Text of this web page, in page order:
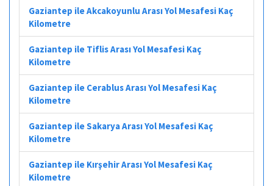
Gaziantep ile Akcakoyunlu Arası Yol Mesafesi Kaç
Kilometre
Gaziantep ile Tiflis Arası Yol Mesafesi Kaç
Kilometre
Gaziantep ile Cerablus Arası Yol Mesafesi Kaç
Kilometre
Gaziantep ile Sakarya Arası Yol Mesafesi Kaç
Kilometre
Gaziantep ile Kırşehir Arası Yol Mesafesi Kaç
Kilometre